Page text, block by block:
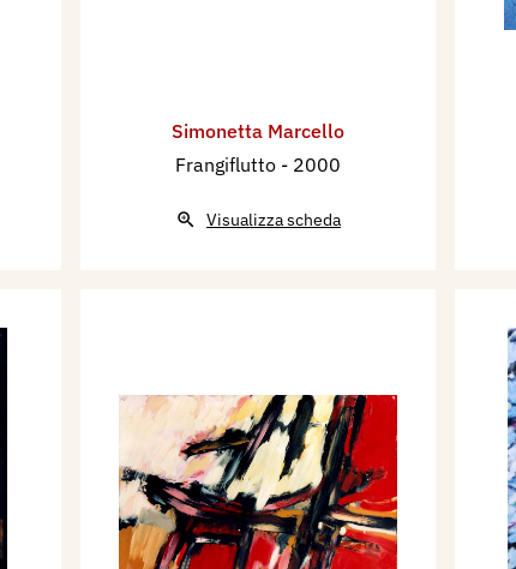
Simonetta Marcello
Frangiflutto - 2000
Visualizza scheda